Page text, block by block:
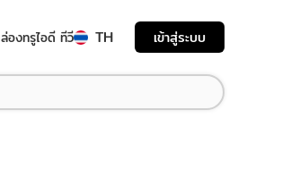
องทรูไอดี ทีวี TH เข้าสู่ระบบ